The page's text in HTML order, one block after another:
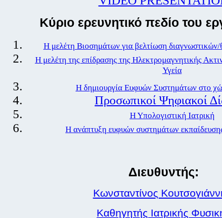
Kύριο ερευνητικό πεδίο του
Η μελέτη Βιοσημάτων για βελτίωση διαγνωστικών/
Η μελέτη της επίδρασης της Ηλεκτρομαγνητικής
Υγεία
Η δημιουργία Ευφυών Συστημάτων στο
Προσωπικοί Ψηφιακοί
Η Υπολογιστική Ιατρική
Η ανάπτυξη ευφυών συστημάτων
Διευθυντής:
Κωνσταντίνος
Καθηγητής Ιατρικής